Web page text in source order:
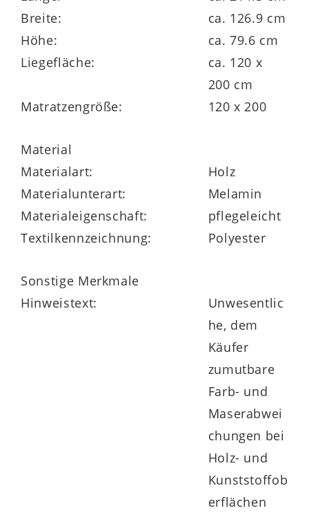
gelungene Möbelserie von PAIDI, die viele
weitere Baby-, Jugend- und
Erwachsenenmöbel im selben oder
ähnlichen Design umfasst – zum Beispiel
Wickel- und Schubladenkommoden,
Wandboxen und Kleiderschränke. Alle
Breite:
ca. 126.9 cm
Höhe:
ca. 79.6 cm
Liegefläche:
ca. 120 x
200 cm
Matratzengröße:
120 x 200
Material
Materialart:
Holz
Materialunterart:
Melamin
Materialeigenschaft:
pflegeleicht
Textilkennzeichnung:
Polyester
Sonstige Merkmale
Hinweistext:
Unwesentlic
he, dem
Käufer
zumutbare
Farb- und
Maserabwei
chungen bei
Holz- und
Kunststoffob
erflächen